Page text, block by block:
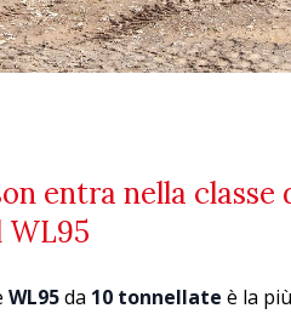
entra nella classe
WL95
WL95da 10 tonnellate è la